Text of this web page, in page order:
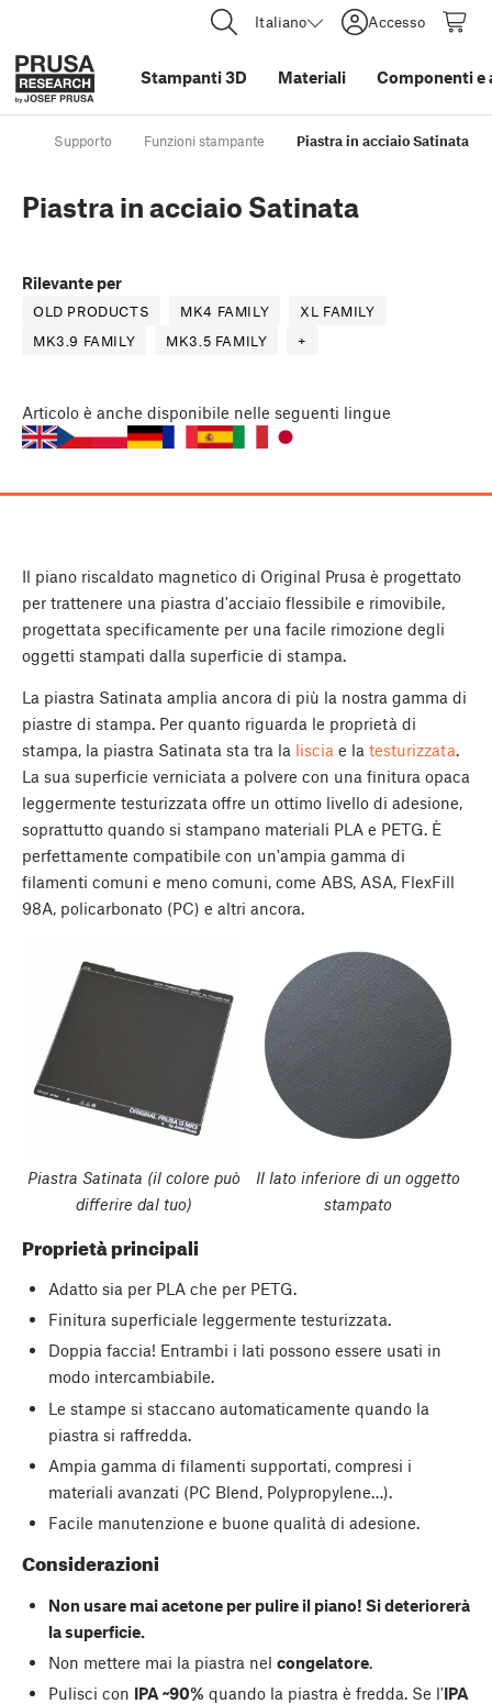
Italiano Accesso
Stampanti 3D Materiali Componenti e
Supporto Funzioni stampante Piastra in acciaio Satinata
Piastra in acciaio Satinata
Rilevante per
OLD PRODUCTS MK4 FAMILY
XL FAMILY
MK3.9 FAMILY
MK3.5 FAMILY +
Articolo è anche disponibile nelle seguenti lingue
Il piano riscaldato magnetico di Original Prusa è progettato
per trattenere una piastra d'acciaio flessibile e rimovibile,
progettata specificamente per una facile rimozione degli
oggetti stampati dalla superficie di stampa.
La piastra Satinata amplia ancora di più la nostra gamma di
piastre di stampa. Per quanto riguarda le proprietà di
stampa, la piastra Satinata sta tra la liscia e la testurizzata.
La sua superficie verniciata a polvere con una finitura opaca
leggermente testurizzata offre un ottimo livello di adesione,
soprattutto quando si stampano materiali PLA e PETG. È
perfettamente compatibile con un'ampia gamma di
filamenti comuni e meno comuni, come ABS, ASA, FlexFill
98A, policarbonato (PC) e altri ancora.
Piastra Satinata (il colore può
differire dal tuo)
Il lato inferiore di un oggetto
stampato
Proprietà principali
Adatto sia per PLA che per PETG.
Finitura superficiale leggermente testurizzata.
Doppia faccia! Entrambi i lati possono essere usati in
modo intercambiabile.
Le stampe si staccano automaticamente quando la
piastra si raffredda.
Ampia gamma di filamenti supportati, compresi i
materiali avanzati (PC Blend, Polypropylene…).
Facile manutenzione e buone qualità di adesione.
Considerazioni
Non usare mai acetone per pulire il piano! Si deteriorerà
la superficie.
Non mettere mai la piastra nel congelatore.
Pulisci con IPA ~90% quando la piastra è fredda. Se l'IPA